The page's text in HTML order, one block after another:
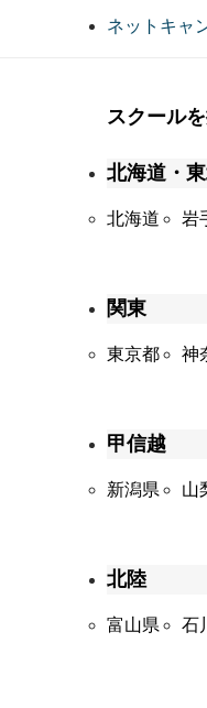
ネットキャ
スクール
北海道・
北海道 岩
関東
東京都 神
甲信越
新潟県 山
北陸
富山県 石